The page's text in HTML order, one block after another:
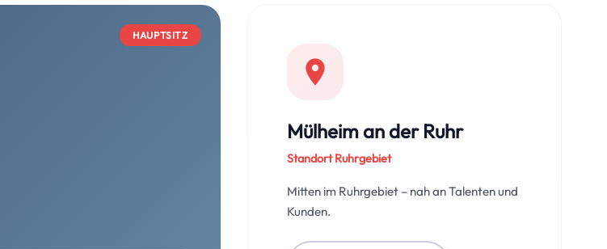
HAUPTSITZ
Mülheim an der Ruhr
Standort Ruhrgebiet
Mitten im Ruhrgebiet – nah an Talenten und
Kunden.